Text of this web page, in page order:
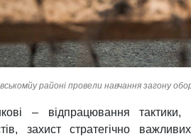
районі провели навчання загону
– відпрацювання тактики,
захист стратегічно